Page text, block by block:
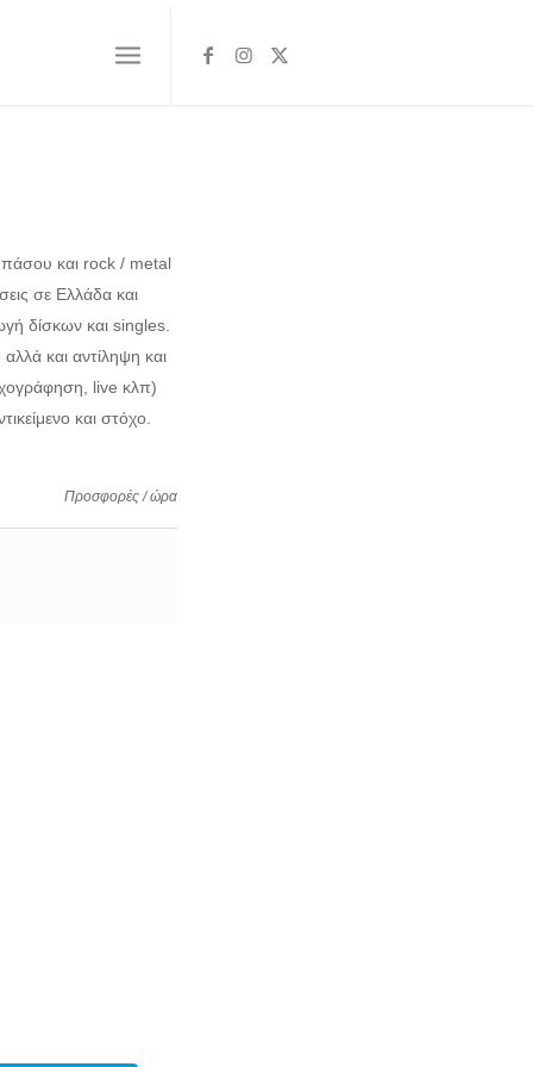
και rock / metal
σε Ελλάδα και
δίσκων και singles.
και αντίληψη και
live κλπ)
και στόχο.
Προσφορές / ώρα